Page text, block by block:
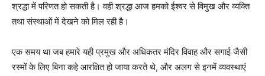
श्रद्धा में परिणत हो सकती है। वही श्रद्धा आज हमको ईश्वर से विमुख और व्यक्ति
तथा संस्थाओं में देखने को मिल रही है।
एक समय था जब हमारे यही प्रमुख और अधिकतर मंदिर विवाह और सगाई जैसी
रस्मों के लिए बिना कहे आरक्षित हो जाया करते थे, और अलग से इनमें व्यवस्थाएं